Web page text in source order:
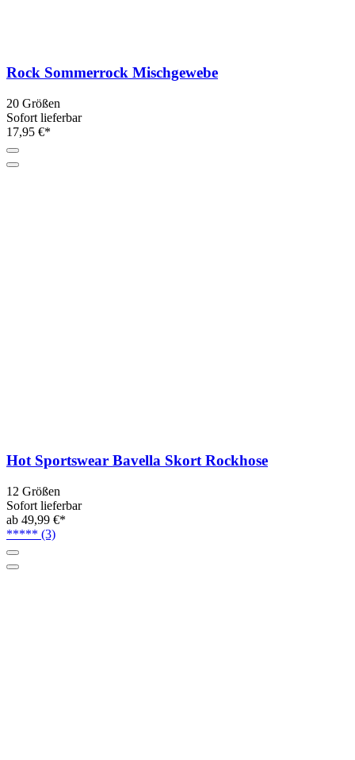
Rock Sommerrock Mischgewebe
20 Größen
Sofort lieferbar
17,95 €*
Hot Sportswear Bavella Skort Rockhose
12 Größen
Sofort lieferbar
ab 49,99 €*
***** (3)